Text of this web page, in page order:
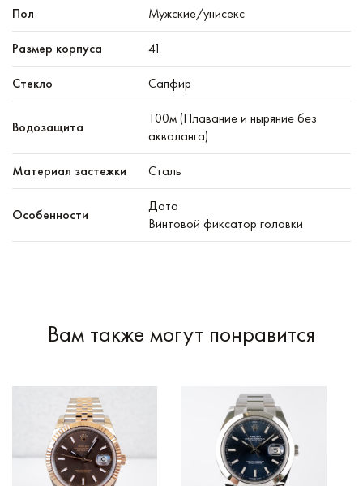
Пол Мужские/унисекс
Размер корпуса 41
Стекло Сапфир
Водозащита
100м (Плавание и ныряние без
акваланга)
Материал застежки Сталь
Особенности
Дата
Винтовой фиксатор головки
Вам также могут понравится